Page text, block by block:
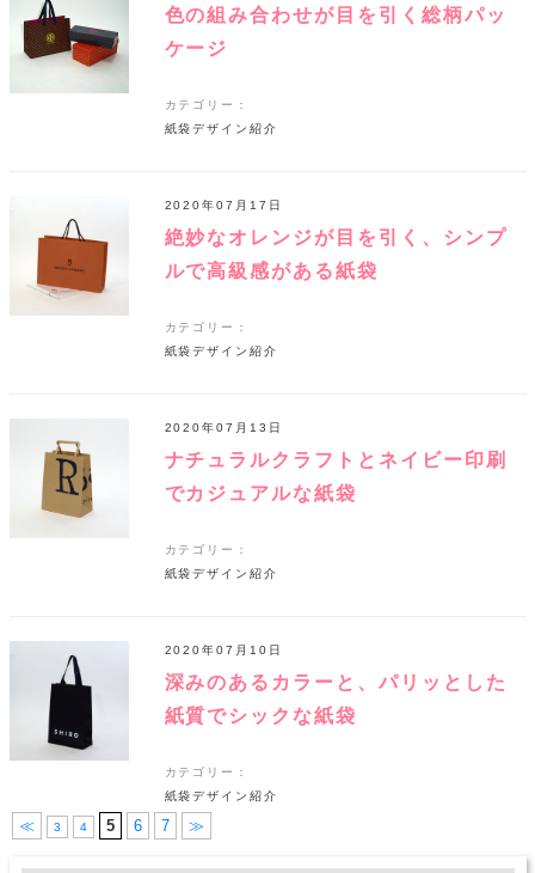
色の組み合わせが目を引く総柄パッ
ケージ
カテゴリー：
紙袋デザイン紹介
絶妙なオレンジが目を引く、シンプ
ルで高級感がある紙袋
2020年07月17日
カテゴリー：
紙袋デザイン紹介
ナチュラルクラフトとネイビー印刷
でカジュアルな紙袋
2020年07月13日
カテゴリー：
紙袋デザイン紹介
深みのあるカラーと、パリッとした
紙質でシックな紙袋
2020年07月10日
カテゴリー：
紙袋デザイン紹介
≪ 3 4 5 6 7 ≫